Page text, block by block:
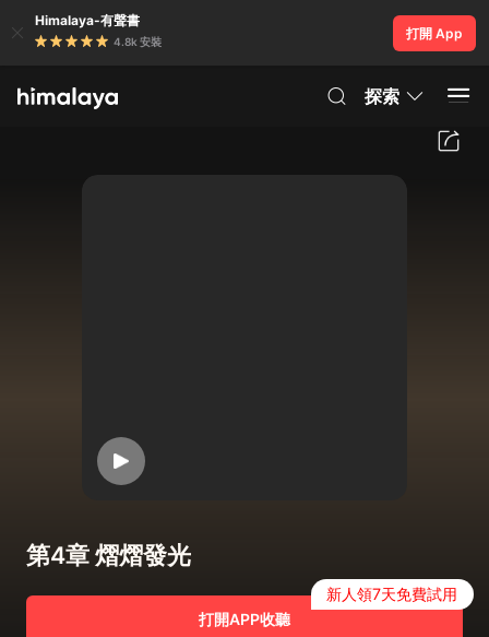
Himalaya-有聲書
4.8k 安裝
打開 App
探索
第4章 熠熠發光
打開APP收聽
新人領7天免費試用